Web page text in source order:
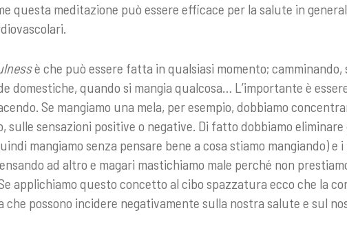
questa meditazione può essere efficace per la salute in
è che può essere fatta in qualsiasi momento; camminando,
domestiche, quando si mangia qualcosa… L’importante è
Se mangiamo una mela, per esempio, dobbiamo
sulle sensazioni positive o negative. Di fatto dobbiamo eliminare
mangiamo senza pensare bene a cosa stiamo mangiando) e
ad altro e magari mastichiamo male perché non
applichiamo questo concetto al cibo spazzatura ecco che la
possono incidere negativamente sulla nostra salute e sul